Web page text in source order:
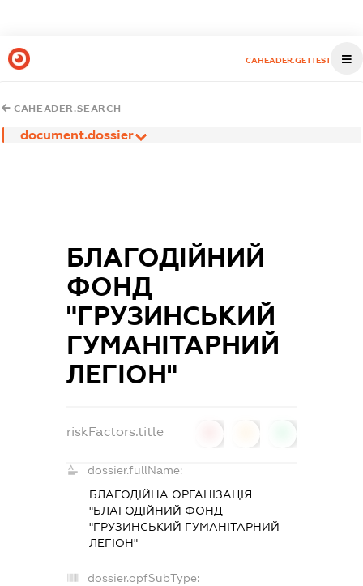
CAHEADER.GETTEST
CAHEADER.SEARCH
document.dossier
БЛАГОДІЙНИЙ
ФОНД
"ГРУЗИНСЬКИЙ
ГУМАНІТАРНИЙ
ЛЕГІОН"
riskFactors.title
dossier.fullName:
БЛАГОДІЙНА ОРГАНІЗАЦІЯ
"БЛАГОДІЙНИЙ ФОНД
"ГРУЗИНСЬКИЙ ГУМАНІТАРНИЙ
ЛЕГІОН"
dossier.opfSubType: